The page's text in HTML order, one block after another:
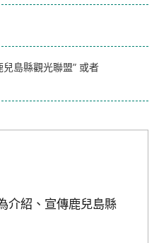
島縣觀光聯盟” 或者
介紹、宣傳鹿兒島縣